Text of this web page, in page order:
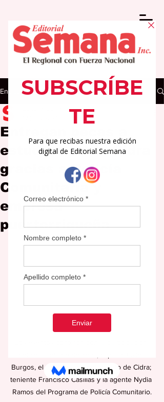
Entrada
Entregan becas a
estudiantes de Cidra
gracias a Policía
Comunitaria y
empresa
puertorriqueña
1 min de lectura
Burgos, el comandante del Distrito de Cidra;
teniente Francisco Casillas y la agente Nydia
Ramos del Programa de Policía Comunitario.